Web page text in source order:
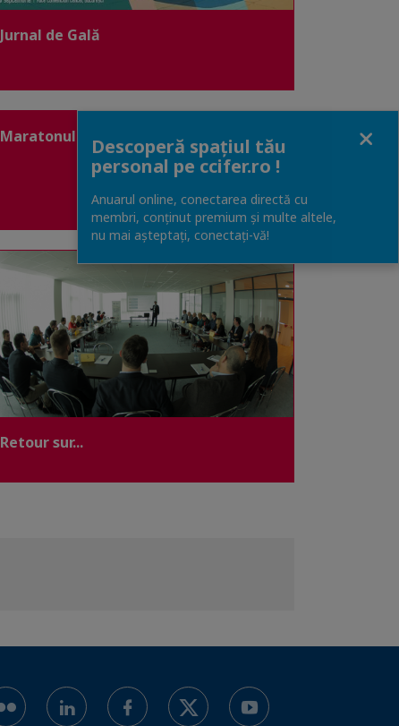
Jurnal de Gală
Maratonul de Business
Retour sur...
Descoperă spațiul tău
personal pe ccifer.ro !
Anuarul online, conectarea directă cu
membri, conținut premium și multe altele,
nu mai așteptați, conectaţi-vă!